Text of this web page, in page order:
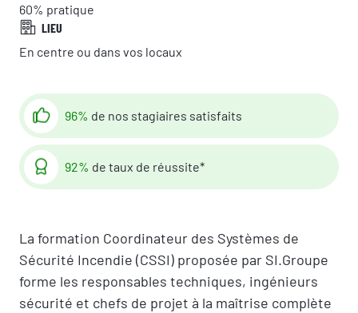
60% pratique
LIEU
En centre ou dans vos locaux
96% de nos stagiaires satisfaits
92% de taux de réussite*
La formation Coordinateur des Systèmes de
Sécurité Incendie (CSSI) proposée par SI.Groupe
forme les responsables techniques, ingénieurs
sécurité et chefs de projet à la maîtrise complète